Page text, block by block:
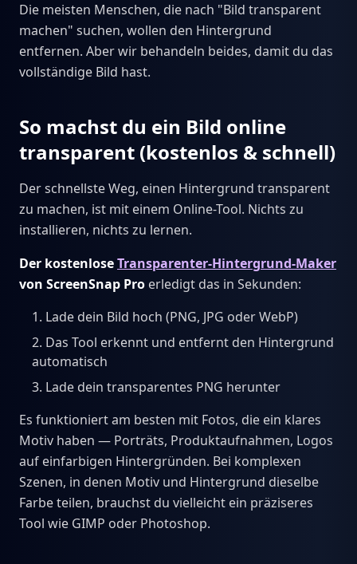
Die meisten Menschen, die nach "Bild transparent
machen" suchen, wollen den Hintergrund
entfernen. Aber wir behandeln beides, damit du das
vollständige Bild hast.
So machst du ein Bild online
transparent (kostenlos & schnell)
Der schnellste Weg, einen Hintergrund transparent
zu machen, ist mit einem Online-Tool. Nichts zu
installieren, nichts zu lernen.
Der kostenloseTransparenter-Hintergrund-Maker
von ScreenSnap Pro erledigt das in Sekunden:
Lade dein Bild hoch (PNG, JPG oder WebP)
Das Tool erkennt und entfernt den Hintergrund
automatisch
Lade dein transparentes PNG herunter
Es funktioniert am besten mit Fotos, die ein klares
Motiv haben — Porträts, Produktaufnahmen, Logos
auf einfarbigen Hintergründen. Bei komplexen
Szenen, in denen Motiv und Hintergrund dieselbe
Farbe teilen, brauchst du vielleicht ein präziseres
Tool wie GIMP oder Photoshop.